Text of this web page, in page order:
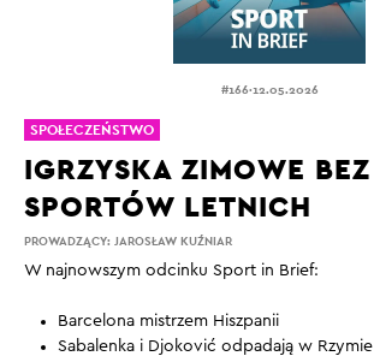
#166.12.05.2026
PROWADZĄCY: JAROSŁAW KUŹNIAR
IGRZYSKA ZIMOWE BEZ
SPORTÓW LETNICH
W najnowszym odcinku Sport in Brief:
Barcelona mistrzem Hiszpanii
Sabalenka i Djoković odpadają w Rzymie
SPOŁECZEŃSTWO